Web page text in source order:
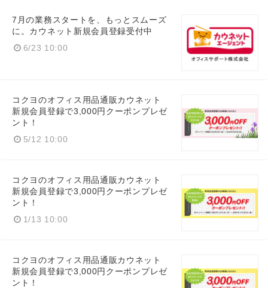
7月の業務スタートを、もっとスムーズ
に。カウネット新規会員登録受付中
6/23 10:00
コクヨのオフィス用品通販カウネット
新規会員登録で3,000円クーポンプレゼ
ント！
5/12 10:00
コクヨのオフィス用品通販カウネット
新規会員登録で3,000円クーポンプレゼ
ント！
1/13 10:00
コクヨのオフィス用品通販カウネット
新規会員登録で3,000円クーポンプレゼ
ント！